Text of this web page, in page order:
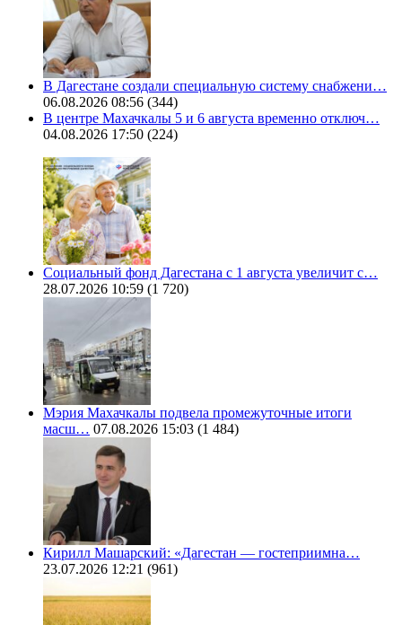
В Дагестане создали специальную систему снабжени…
06.08.2026 08:56 (344)
В центре Махачкалы 5 и 6 августа временно отключ…
04.08.2026 17:50 (224)
Социальный фонд Дагестана с 1 августа увеличит с…
28.07.2026 10:59 (1 720)
Мэрия Махачкалы подвела промежуточные итоги
масш… 07.08.2026 15:03 (1 484)
Кирилл Машарский: «Дагестан — гостеприимна…
23.07.2026 12:21 (961)